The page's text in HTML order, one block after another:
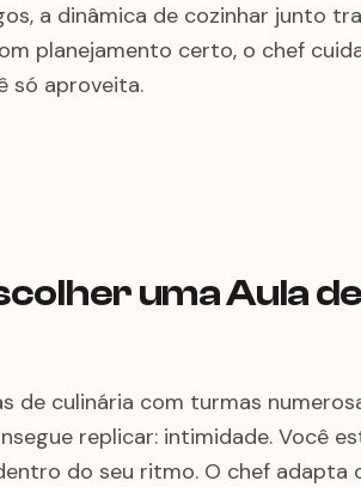
a dinâmica de cozinhar junto
planejamento certo, o chef
só aproveita.
uma Aula
de culinária com turmas
replicar: intimidade. Você
do seu ritmo. O chef adapta